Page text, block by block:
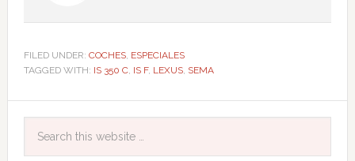
FILED UNDER: COCHES, ESPECIALES
TAGGED WITH: IS 350 C, IS F, LEXUS, SEMA